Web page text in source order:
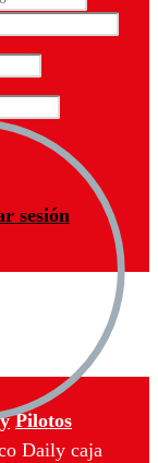
sesión
Pilotos
Daily caja